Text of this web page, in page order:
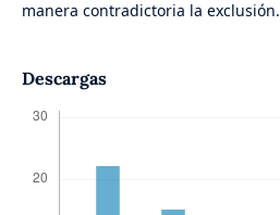
manera contradictoria la exclusión.
Descargas